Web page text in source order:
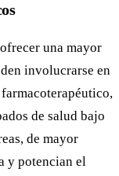
una mayor
involucrarse en
de salud bajo
de mayor
y potencian el